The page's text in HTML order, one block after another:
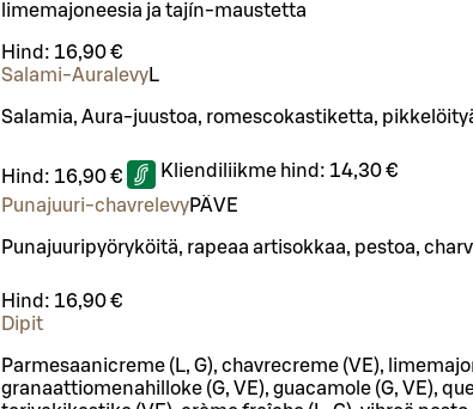
limemajoneesia ja tajín-maustetta
Hind: 16,90 €
Salami-AuralevyL
Salamia, Aura-juustoa, romescokastiketta,
Hind: 16,90 € Kliendiliikme hind: 14,30 €
Punajuuri-chavrelevyPÄVE
Punajuuripyöryköitä, rapeaa artisokkaa, pestoa,
Hind: 16,90 €
Dipit
Parmesaanicreme (L, G), chavrecreme (VE),
granaattiomenahilloke (G, VE), guacamole (G, VE),